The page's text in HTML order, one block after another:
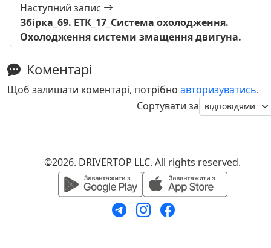
Наступний запис
Збірка_69. ЕТК_17_Система охолодження.
Охолодження системи змащення двигуна.
Коментарі
Щоб залишати коментарі, потрібно авторизуватись.
Сортувати за
©2026. DRIVERTOP LLC. All rights reserved.